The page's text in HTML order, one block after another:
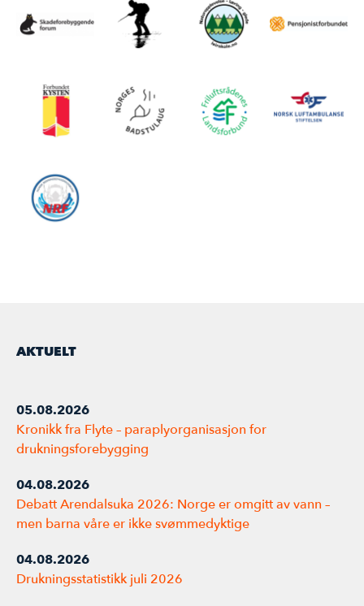
AKTUELT
05.08.2026
Kronikk fra Flyte – paraplyorganisasjon for
drukningsforebygging
04.08.2026
Debatt Arendalsuka 2026: Norge er omgitt av vann –
men barna våre er ikke svømmedyktige
04.08.2026
Drukningsstatistikk juli 2026